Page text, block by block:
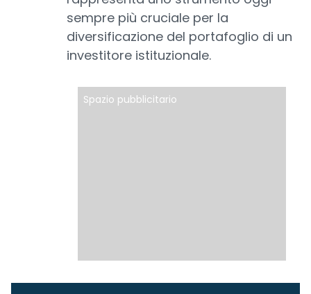
sempre più cruciale per la
diversificazione del portafoglio di un
investitore istituzionale.
Spazio pubblicitario